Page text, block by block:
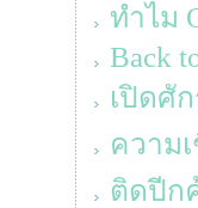
ทำไม
Back
เปิดศั
ความ
ติดปีก